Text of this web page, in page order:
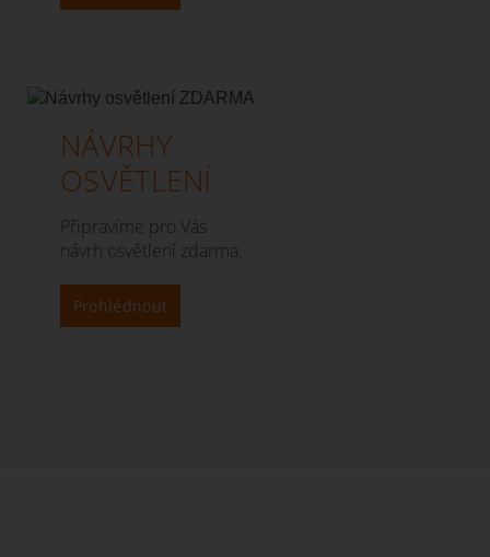
NÁVRHY
OSVĚTLENÍ
Připravíme pro Vás
návrh osvětlení zdarma.
Prohlédnout